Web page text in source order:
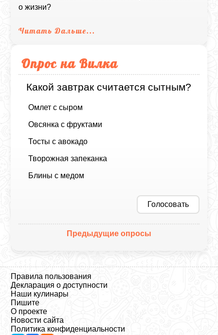
о жизни?
Читать Дальше...
Опрос на Вилка
Какой завтрак считается сытным?
Омлет с сыром
Овсянка с фруктами
Тосты с авокадо
Творожная запеканка
Блины с медом
Голосовать
Предыдущие опросы
Правила пользования
Декларация о доступности
Наши кулинары
Пишите
О проекте
Новости сайта
Политика конфиденциальности